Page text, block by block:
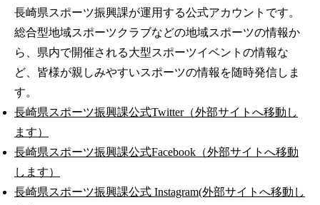
長崎県スポーツ振興課が運用する公式アカウントです。
総合型地域スポーツクラブなどの地域スポーツの情報か
ら、県内で開催される大型スポーツイベントの情報な
ど、皆様が親しみやすいスポーツの情報を随時発信しま
す。
長崎県スポーツ振興課公式Twitter（外部サイトへ移動し
ます）
長崎県スポーツ振興課公式Facebook（外部サイトへ移動
します）
長崎県スポーツ振興課公式 Instagram(外部サイトへ移動し